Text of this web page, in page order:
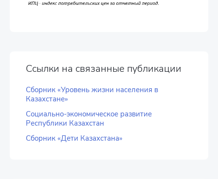
Ссылки на связанные публикации
Сборник «Уровень жизни населения в
Казахстане»
Социально-экономическое развитие
Республики Казахстан
Сборник «Дети Казахстана»